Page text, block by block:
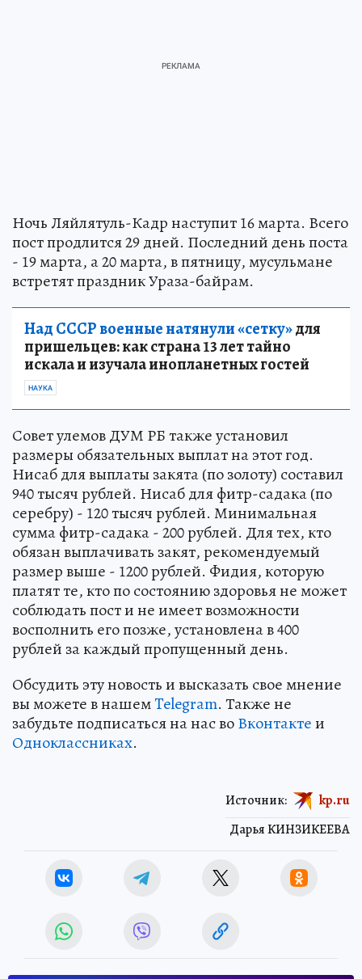
Ночь Ляйлятуль-Кадр наступит 16 марта. Всего
пост продлится 29 дней. Последний день поста
- 19 марта, а 20 марта, в пятницу, мусульмане
встретят праздник Ураза-байрам.
Над СССР военные натянули «сетку»для
пришельцев: как страна 13 лет тайно
искала и изучала инопланетных гостей
НАУКА
Совет улемов ДУМ РБ также установил
размеры обязательных выплат на этот год.
Нисаб для выплаты закята (по золоту) составил
940 тысяч рублей. Нисаб для фитр-садака (по
серебру) - 120 тысяч рублей. Минимальная
сумма фитр-садака - 200 рублей. Для тех, кто
обязан выплачивать закят, рекомендуемый
размер выше - 1200 рублей. Фидия, которую
платят те, кто по состоянию здоровья не может
соблюдать пост и не имеет возможности
восполнить его позже, установлена в 400
рублей за каждый пропущенный день.
Обсудить эту новость и высказать свое мнение
вы можете в нашемTelegram. Также не
забудьте подписаться на нас воВконтактеи
Одноклассниках.
Дарья КИНЗИКЕЕВА
Источник: kp.ru